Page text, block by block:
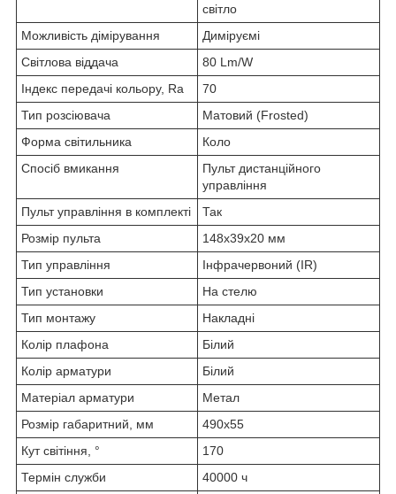
світло
Можливість дімірування
Диміруємі
Світлова віддача
80 Lm/W
Індекс передачі кольору, Ra
70
Тип розсіювача
Матовий (Frosted)
Форма світильника
Коло
Спосіб вмикання
Пульт дистанційного
управління
Пульт управління в комплекті
Так
Розмір пульта
148х39х20 мм
Тип управління
Інфрачервоний (IR)
Тип установки
На стелю
Тип монтажу
Накладні
Колір плафона
Білий
Колір арматури
Білий
Матеріал арматури
Метал
Розмір габаритний, мм
490х55
Кут світіння, °
170
Термін служби
40000 ч